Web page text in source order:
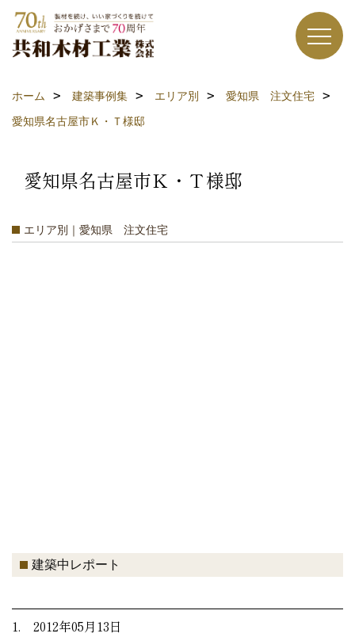
ホーム 建築事例集 エリア別
愛知県 注文住宅
愛知県名古屋市Ｋ・Ｔ様邸
愛知県名古屋市Ｋ・Ｔ様邸
エリア別｜愛知県 注文住宅
建築中レポート
1. 2012年05月13日